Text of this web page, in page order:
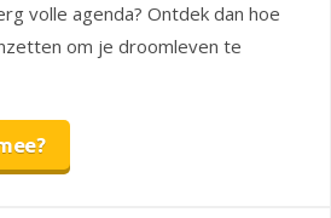
volle agenda? Ontdek dan hoe
om je droomleven te